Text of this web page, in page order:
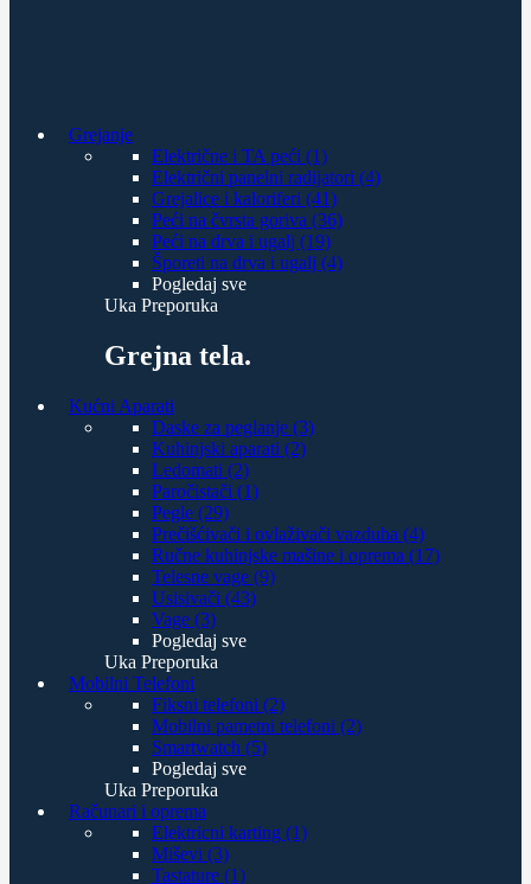
Grejanje
Električne i TA peći (1)
Električni panelni radijatori (4)
Grejalice i kaloriferi (41)
Peći na čvrsta goriva (36)
Peći na drva i ugalj (19)
Šporeti na drva i ugalj (4)
Pogledaj sve
Uka Preporuka
Grejna tela.
Kućni Aparati
Daske za peglanje (3)
Kuhinjski aparati (2)
Ledomati (2)
Paročistači (1)
Pegle (29)
Prečišćivači i ovlaživači vazduha (4)
Ručne kuhinjske mašine i oprema (17)
Telesne vage (9)
Usisivači (43)
Vage (3)
Pogledaj sve
Uka Preporuka
Mobilni Telefoni
Fiksni telefoni (2)
Mobilni pametni telefoni (2)
Smartwatch (5)
Pogledaj sve
Uka Preporuka
Računari i oprema
Elektricni karting (1)
Miševi (3)
Tastature (1)